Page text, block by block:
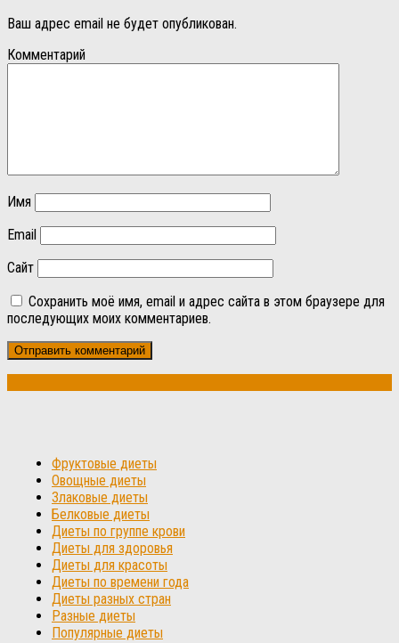
Ваш адрес email не будет опубликован.
Комментарий
Имя
Email
Сайт
Сохранить моё имя, email и адрес сайта в этом браузере для
последующих моих комментариев.
Фруктовые диеты
Овощные диеты
Злаковые диеты
Белковые диеты
Диеты по группе крови
Диеты для здоровья
Диеты для красоты
Диеты по времени года
Диеты разных стран
Разные диеты
Популярные диеты